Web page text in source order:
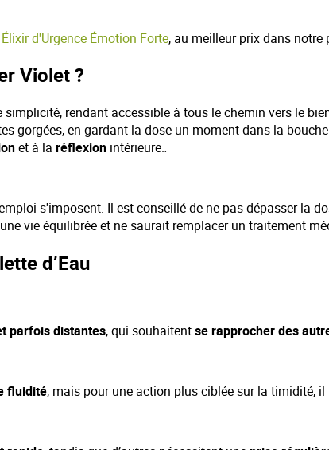
d'Urgence Émotion Forte, au meilleur prix dans notre
Violet ?
simplicité, rendant accessible à tous le chemin vers le
gorgées, en gardant la dose un moment dans la
et à la réflexion intérieure..
s'imposent. Il est conseillé de ne pas dépasser la
vie équilibrée et ne saurait remplacer un traitement
d’Eau
parfois distantes, qui souhaitentse rapprocher des
fluidité, mais pour une action plus ciblée sur la timidité,